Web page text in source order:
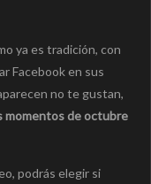
ya es tradición, con
Facebook en sus
no te gustan,
momentos de octubre
podrás elegir si